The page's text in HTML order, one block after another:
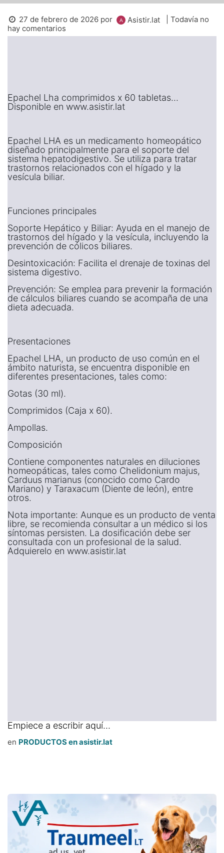
27 de febrero de 2026 por Asistir.lat
| Todavía no
hay comentarios
Epachel Lha comprimidos x 60 tabletas...
Disponible en www.asistir.lat
Epachel LHA es un medicamento homeopático
diseñado principalmente para el soporte del
sistema hepatodigestivo. Se utiliza para tratar
trastornos relacionados con el hígado y la
vesícula biliar.
Funciones principales
Soporte Hepático y Biliar: Ayuda en el manejo de
trastornos del hígado y la vesícula, incluyendo la
prevención de cólicos biliares.
Desintoxicación: Facilita el drenaje de toxinas del
sistema digestivo.
Prevención: Se emplea para prevenir la formación
de cálculos biliares cuando se acompaña de una
dieta adecuada.
Presentaciones
Epachel LHA, un producto de uso común en el
ámbito naturista, se encuentra disponible en
diferentes presentaciones, tales como:
Gotas (30 ml).
Comprimidos (Caja x 60).
Ampollas.
Composición
Contiene componentes naturales en diluciones
homeopáticas, tales como Chelidonium majus,
Carduus marianus (conocido como Cardo
Mariano) y Taraxacum (Diente de león), entre
otros.
Nota importante: Aunque es un producto de venta
libre, se recomienda consultar a un médico si los
síntomas persisten. La dosificación debe ser
consultada con un profesional de la salud.
Adquierelo en www.asistir.lat
Empiece a escribir aquí...
en PRODUCTOS en asistir.lat